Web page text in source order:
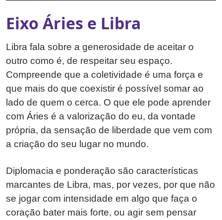
Eixo Áries e Libra
Libra fala sobre a generosidade de aceitar o
outro como é, de respeitar seu espaço.
Compreende que a coletividade é uma força e
que mais do que coexistir é possível somar ao
lado de quem o cerca. O que ele pode aprender
com Áries é a valorização do eu, da vontade
própria, da sensação de liberdade que vem com
a criação do seu lugar no mundo.
Diplomacia e ponderação são características
marcantes de Libra, mas, por vezes, por que não
se jogar com intensidade em algo que faça o
coração bater mais forte, ou agir sem pensar